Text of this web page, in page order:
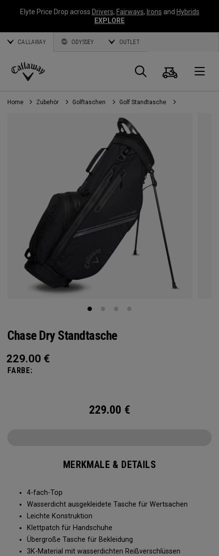
Elyte Price Drop across Drivers, Fairways, Irons and Hybrids
EXPLORE
CALLAWAY ODYSSEY OUTLET
Callaway
Golf
Suche
Home Zubehör Golftaschen Golf Standtasche
Chase Dry Standtasche
229.00 €
FARBE:
229.00 €
MERKMALE & DETAILS
4-fach-Top
Wasserdicht ausgekleidete Tasche für Wertsachen
Leichte Konstruktion
Klettpatch für Handschuhe
Übergroße Tasche für Bekleidung
3K-Material mit wasserdichten Reißverschlüssen